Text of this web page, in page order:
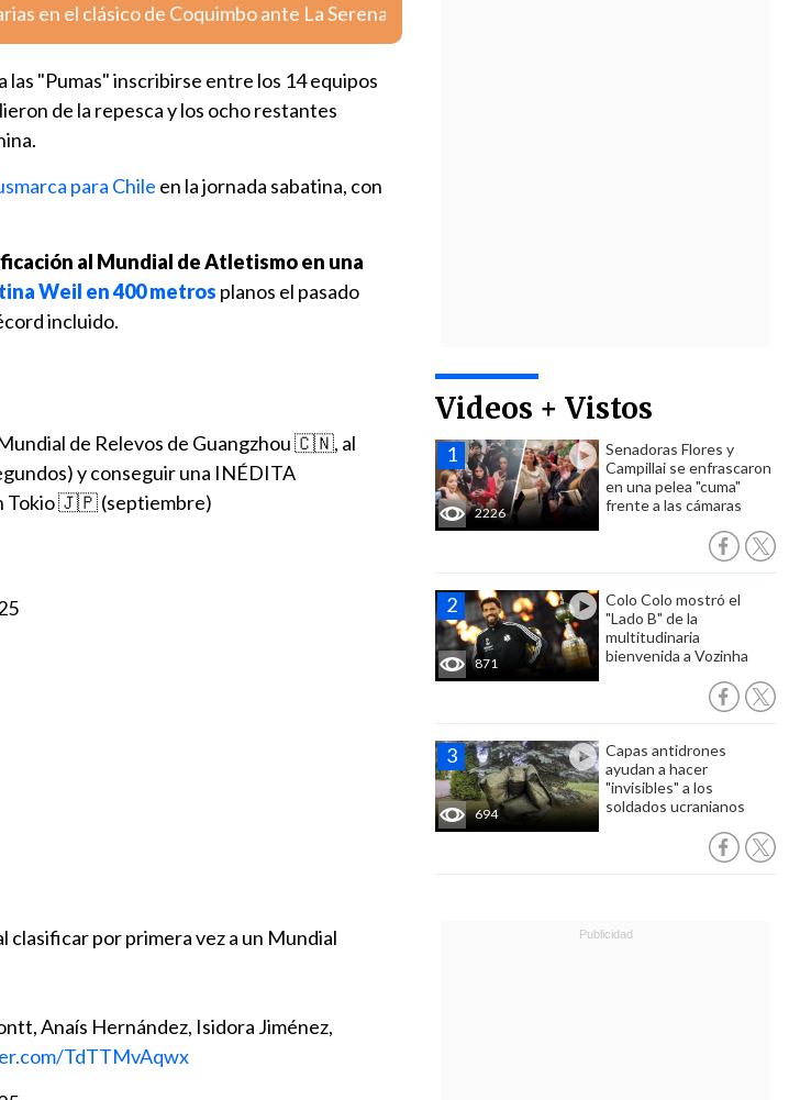
Videos + Vistos
2226
Senadoras Flores y
Campillai se enfrascaron
en una pelea "cuma"
frente a las cámaras
871
Colo Colo mostró el
"Lado B" de la
multitudinaria
bienvenida a Vozinha
694
Capas antidrones
ayudan a hacer
"invisibles" a los
soldados ucranianos
en el clásico de Coquimbo ante La Serena
"Pumas" inscribirse entre los 14 equipos
de la repesca y los ocho restantes
para Chile en la jornada sabatina, con
al Mundial de Atletismo en una
Weil en 400 metros planos el pasado
incluido.
de Relevos de Guangzhou 🇨🇳, al
y conseguir una INÉDITA
Tokio 🇯🇵 (septiembre)
por primera vez a un Mundial
Anaís Hernández, Isidora Jiménez,
TdTTMvAqwx